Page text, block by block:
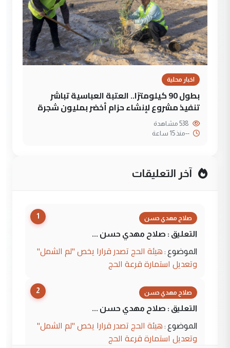
اخبار محلية
بطول 90 كيلومترًا.. العتبة العباسية تباشر
تنفيذ مشروع لإنشاء حزام أخضر بمليون شجرة
--منذ 15 ساعة
آخر التعليقات
1 صلاح مهدي حسن
التعليق : صلاح مهدي حسن ...
الموضوع : هيئة الحج تصدر قرارا يخص "لم الشمل"
وتعديل استمارة قرعة الحج
2 صلاح مهدي حسن
التعليق : صلاح مهدي حسن ...
الموضوع : هيئة الحج تصدر قرارا يخص "لم الشمل"
وتعديل استمارة قرعة الحج